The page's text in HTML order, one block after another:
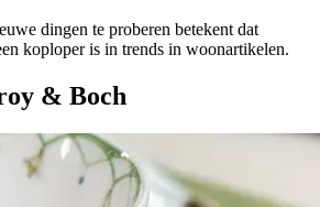
dingen te proberen betekent dat
koploper is in trends in woonartikelen.
& Boch